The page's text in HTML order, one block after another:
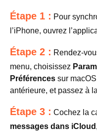
Étape 1 : Pour
l’iPhone, ouvrez
Étape 2 : Rendez-
menu, choisissez
Préférences sur
antérieure, et passez à la
Étape 3 : Cochez la
messages dans iCloud